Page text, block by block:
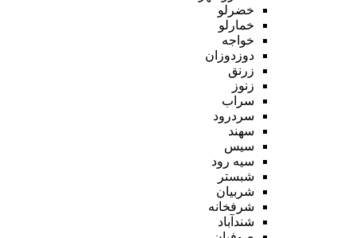
خضرلو
خمارلو
خواجه
دوزدوزان
زرنق
زنوز
سراب
سردرود
سهند
سیس
سیه رود
شبستر
شربیان
شرفخانه
شندآباد